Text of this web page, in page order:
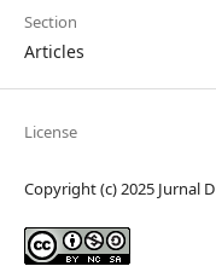
Section
Articles
License
Copyright (c) 2025 Jurnal